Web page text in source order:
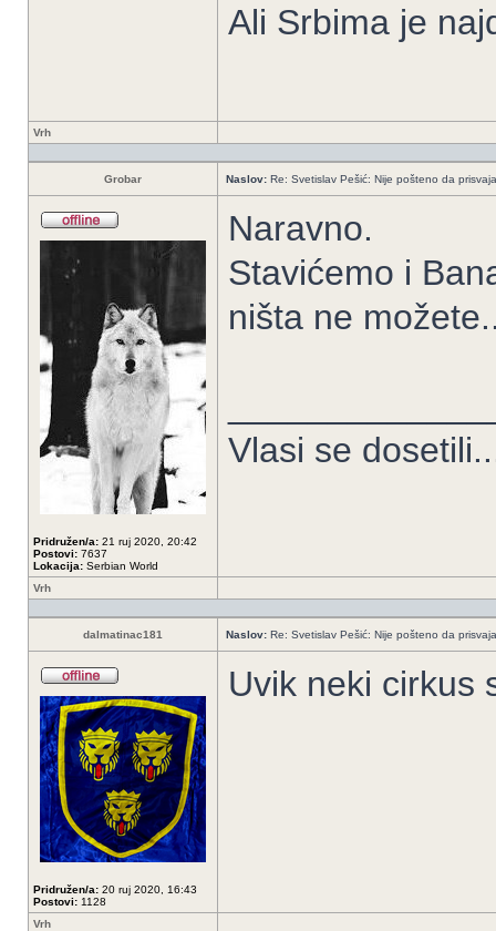
Ali Srbima je
Vrh
Grobar Naslov: Re: Svetislav Pešić: Nije pošteno da
Pridružen/a: 21 ruj 2020, 20:42
Postovi: 7637
Lokacija: Serbian World
Naravno.
Stavićemo i
ništa ne
Vlasi se
Vrh
dalmatinac181 Naslov: Re: Svetislav Pešić: Nije pošteno da
Pridružen/a: 20 ruj 2020, 16:43
Postovi: 1128
Uvik neki cirkus
Vrh